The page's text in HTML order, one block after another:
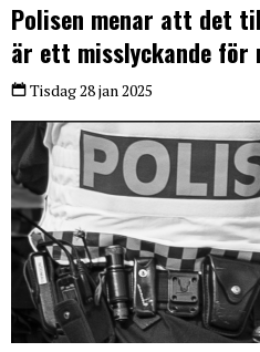
Polisen menar att det
är ett misslyckande för
Tisdag 28 jan 2025